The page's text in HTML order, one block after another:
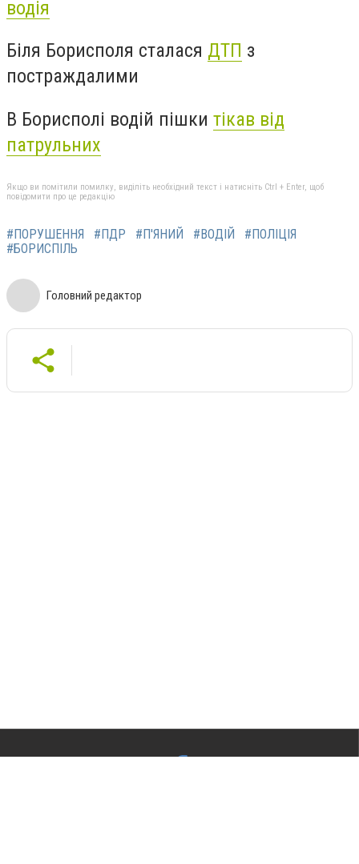
водія
Біля Борисполя сталася ДТП з
постраждалими
В Борисполі водій пішки тікав від
патрульних
Якщо ви помітили помилку, виділіть необхідний текст і натисніть Ctrl + Enter, щоб
повідомити про це редакцію
#ПОРУШЕННЯ #ПДР #П'ЯНИЙ #ВОДІЙ
#ПОЛІЦІЯ
#БОРИСПІЛЬ
Головний редактор